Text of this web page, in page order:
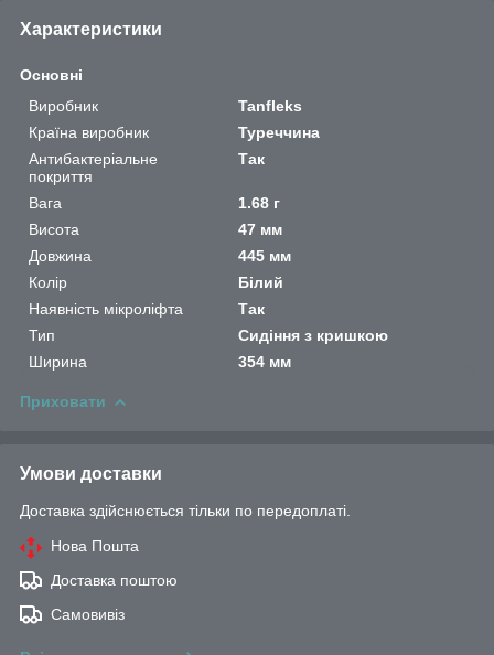
Характеристики
Основні
Виробник
Tanfleks
Країна виробник
Туреччина
Антибактеріальне
покриття
Так
Вага
1.68 г
Висота
47 мм
Довжина
445 мм
Колір
Білий
Наявність мікроліфта
Так
Тип
Сидіння з кришкою
Ширина
354 мм
Приховати
Умови доставки
Доставка здійснюється тільки по передоплаті.
Нова Пошта
Доставка поштою
Самовивіз